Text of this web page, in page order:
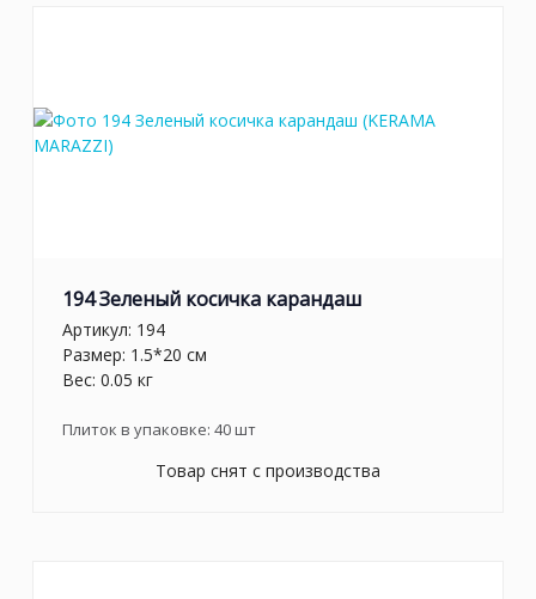
194 Зеленый косичка карандаш
Артикул: 194
Размер: 1.5*20 см
Вес: 0.05 кг
Плиток в упаковке: 40шт
Товар снят с производства